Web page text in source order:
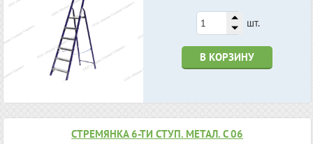
шт.
В КОРЗИНУ
СТРЕМЯНКА 6-ТИ СТУП. МЕТАЛ. С 06